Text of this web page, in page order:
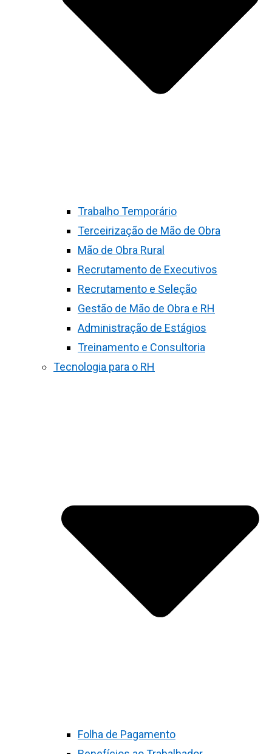
Trabalho Temporário
Terceirização de Mão de Obra
Mão de Obra Rural
Recrutamento de Executivos
Recrutamento e Seleção
Gestão de Mão de Obra e RH
Administração de Estágios
Treinamento e Consultoria
Tecnologia para o RH
Folha de Pagamento